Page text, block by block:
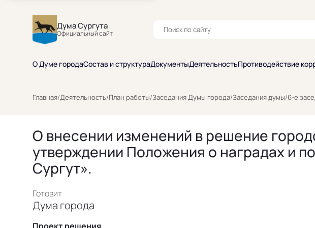
Дума Сургута
Официальный сайт
О Думе городаСостав и структураДокументыДеятельностьПротиводействие
Главная/Деятельность/План работы/Заседания Думы города/Заседания думы/6-е
О внесении изменений в решение
утверждении Положения о наградах и
Сургут».
Готовит
Дума города
Проект решения